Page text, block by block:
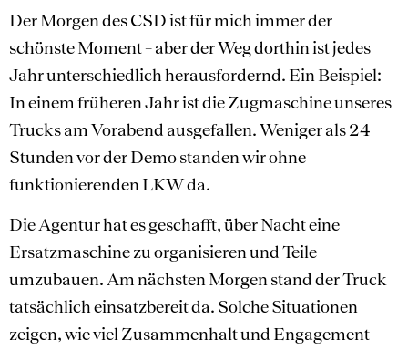
Der Morgen des CSD ist für mich immer der
schönste Moment – aber der Weg dorthin ist jedes
Jahr unterschiedlich herausfordernd. Ein Beispiel:
In einem früheren Jahr ist die Zugmaschine unseres
Trucks am Vorabend ausgefallen. Weniger als 24
Stunden vor der Demo standen wir ohne
funktionierenden LKW da.
Die Agentur hat es geschafft, über Nacht eine
Ersatzmaschine zu organisieren und Teile
umzubauen. Am nächsten Morgen stand der Truck
tatsächlich einsatzbereit da. Solche Situationen
zeigen, wie viel Zusammenhalt und Engagement